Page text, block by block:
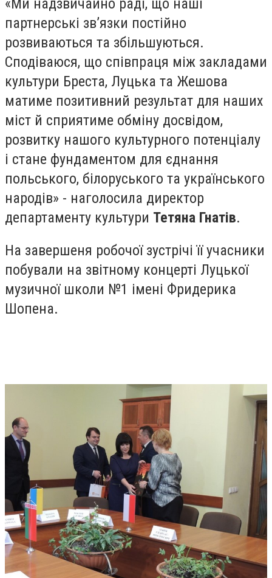
«Ми надзвичайно раді, що наші
партнерські зв’язки постійно
розвиваються та збільшуються.
Сподіваюся, що співпраця між закладами
культури Бреста, Луцька та Жешова
матиме позитивний результат для наших
міст й сприятиме обміну досвідом,
розвитку нашого культурного потенціалу
і стане фундаментом для єднання
польського, білоруського та українського
народів» - наголосила директор
департаменту культури Тетяна Гнатів.
На завершеня робочої зустрічі її учасники
побували на звітному концерті Луцької
музичної школи №1 імені Фридерика
Шопена.